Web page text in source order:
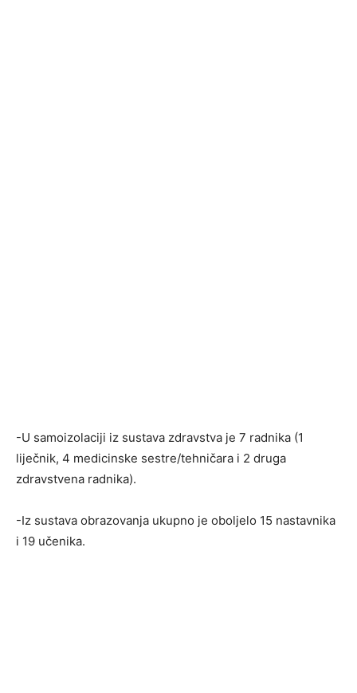
-U samoizolaciji iz sustava zdravstva je 7 radnika (1
liječnik, 4 medicinske sestre/tehničara i 2 druga
zdravstvena radnika).
-Iz sustava obrazovanja ukupno je oboljelo 15 nastavnika
i 19 učenika.